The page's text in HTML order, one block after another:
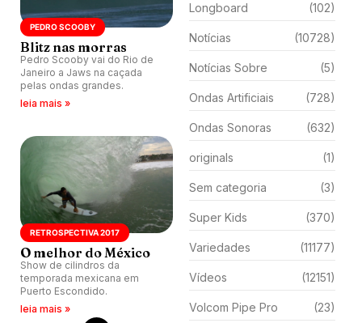
PEDRO SCOOBY
Blitz nas morras
Pedro Scooby vai do Rio de
Janeiro a Jaws na caçada
pelas ondas grandes.
leia mais »
RETROSPECTIVA 2017
O melhor do México
Show de cilindros da
temporada mexicana em
Puerto Escondido.
leia mais »
Longboard (102)
Notícias (10728)
Notícias Sobre (5)
Ondas Artificiais (728)
Ondas Sonoras (632)
originals (1)
Sem categoria (3)
Super Kids (370)
Variedades (11177)
Vídeos (12151)
Volcom Pipe Pro (23)